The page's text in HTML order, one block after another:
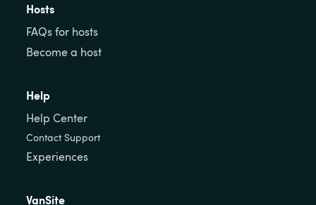
Hosts
FAQs for hosts
Become a host
Help
Help Center
Contact Support
Experiences
VanSite